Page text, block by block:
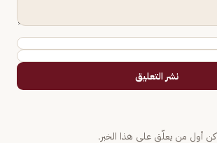
نشر التعليق
كن أول من يعلّق على هذا الخبر.